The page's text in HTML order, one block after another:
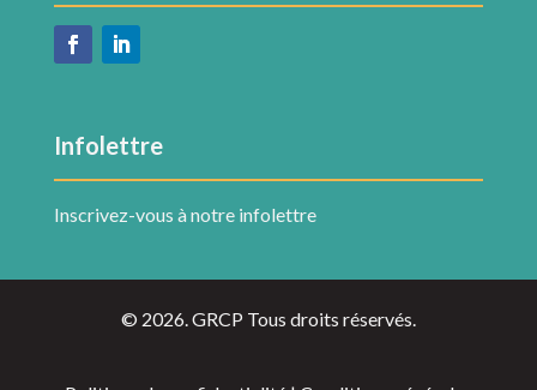
Infolettre
Inscrivez-vous à notre infolettre
© 2026. GRCP Tous droits réservés.